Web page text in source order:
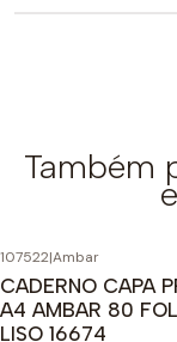
Também
107522|Ambar
CADERNO CAPA
A4 AMBAR 80
LISO 16674